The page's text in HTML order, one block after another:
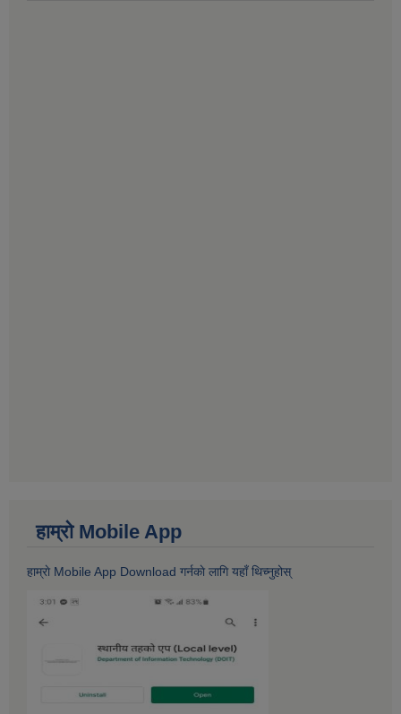
हाम्राे Mobile App
हाम्राे Mobile App Download गर्नकाे लागि यहाँ थिच्नुहोस्‌